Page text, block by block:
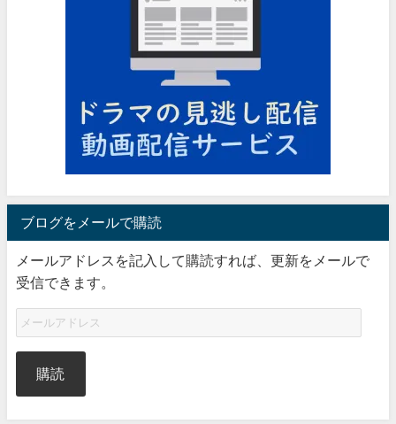
ブログをメールで購読
メールアドレスを記入して購読すれば、更新をメールで
受信できます。
購読